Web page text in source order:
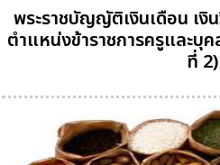
พระราชบัญญัติเงินเดือน เงิ
ตำแหน่งข้าราชการครูและบุ
ที่ 2)